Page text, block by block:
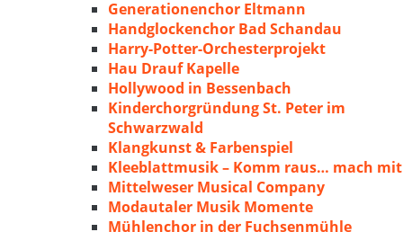
Generationenchor Eltmann
Handglockenchor Bad Schandau
Harry-Potter-Orchesterprojekt
Hau Drauf Kapelle
Hollywood in Bessenbach
Kinderchorgründung St. Peter im
Schwarzwald
Klangkunst & Farbenspiel
Kleeblattmusik – Komm raus… mach mit
Mittelweser Musical Company
Modautaler Musik Momente
Mühlenchor in der Fuchsenmühle